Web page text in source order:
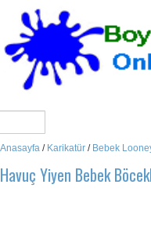
Anasayfa / Karikatür / Bebek
Havuç Yiyen Bebek